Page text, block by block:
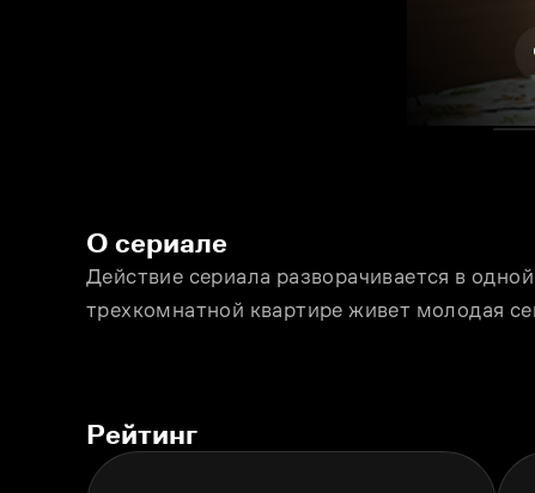
О сериале
Действие сериала разворачивается в
трехкомнатной квартире живет молодая
Рейтинг